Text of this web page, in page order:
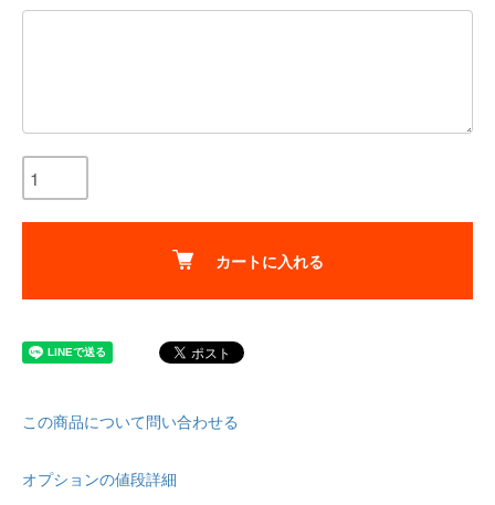
カートに入れる
この商品について問い合わせる
オプションの値段詳細